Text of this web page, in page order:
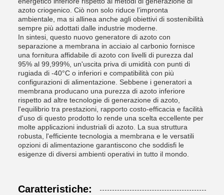
azoto criogenico. Ciò non solo riduce l’impronta
ambientale, ma si allinea anche agli obiettivi di sostenibilità
sempre più adottati dalle industrie moderne.
In sintesi, questo nuovo generatore di azoto con
separazione a membrana in acciaio al carbonio fornisce
una fornitura affidabile di azoto con livelli di purezza dal
95% al ​​99,999%, un'uscita priva di umidità con punti di
rugiada di -40°C o inferiori e compatibilità con più
configurazioni di alimentazione. Sebbene i generatori a
membrana producano una purezza di azoto inferiore
rispetto ad altre tecnologie di generazione di azoto,
l'equilibrio tra prestazioni, rapporto costo-efficacia e facilità
d'uso di questo prodotto lo rende una scelta eccellente per
molte applicazioni industriali di azoto. La sua struttura
robusta, l'efficiente tecnologia a membrana e le versatili
opzioni di alimentazione garantiscono che soddisfi le
esigenze di diversi ambienti operativi in ​​tutto il mondo.
Caratteristiche: